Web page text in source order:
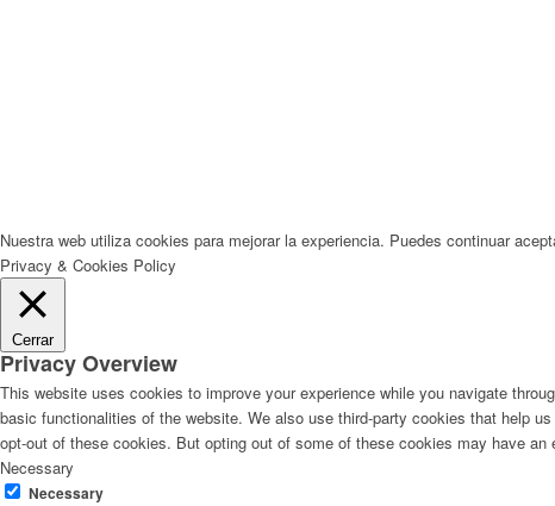
Nuestra web utiliza cookies para mejorar la experiencia. Puedes continuar
Privacy & Cookies Policy
Cerrar
Privacy Overview
This website uses cookies to improve your experience while you navigate
basic functionalities of the website. We also use third-party cookies that help
opt-out of these cookies. But opting out of some of these cookies may have an
Necessary
Necessary